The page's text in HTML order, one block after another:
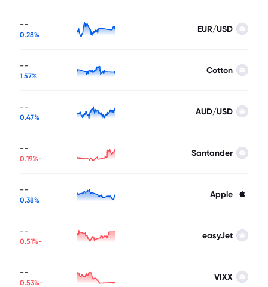
EUR/USD
--
0.28%
Cotton
--
1.57%
AUD/USD
--
0.47%
Santander
--
-0.19%
Apple
--
0.38%
easyJet
--
-0.51%
VIXX
--
-0.53%